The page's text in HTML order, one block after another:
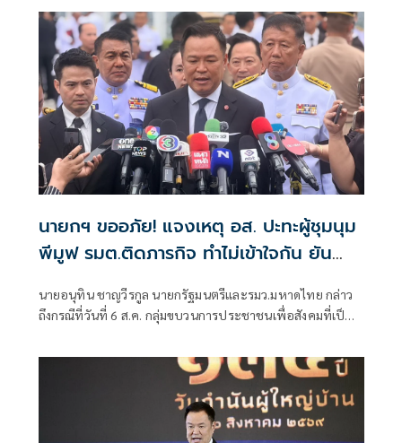
นายกฯ ขออภัย! แจงเหตุ อส. ปะทะผู้ชุมนุม
พีมูฟ รมต.ติดภารกิจ ทำไม่เข้าใจกัน ยัน
นายอนุทิน ชาญวีรกูล นายกรัฐมนตรีและรมว.มหาดไทย กล่าว
ถึงกรณีที่วันที่ 6 ส.ค. กลุ่มขบวนการประชาชนเพื่อสังคมที่เป็น
การกำชับเพื่อไม่ให้เกิดการบานปลายอย่างไรหรือไม่ ว่า เมื่อวัน